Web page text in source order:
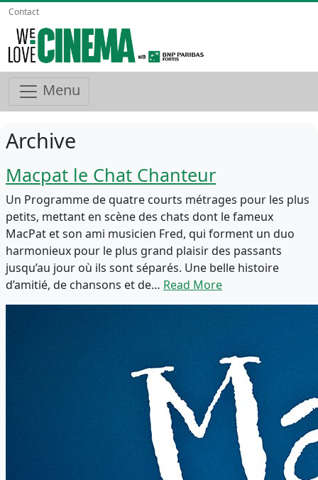
Contact
Menu
Archive
Macpat le Chat Chanteur
Un Programme de quatre courts métrages pour les plus
petits, mettant en scène des chats dont le fameux
MacPat et son ami musicien Fred, qui forment un duo
harmonieux pour le plus grand plaisir des passants
jusqu’au jour où ils sont séparés. Une belle histoire
d’amitié, de chansons et de… Read More